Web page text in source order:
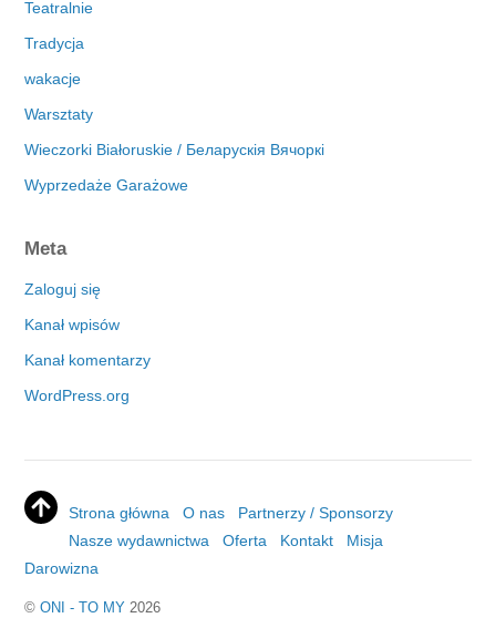
Teatralnie
Tradycja
wakacje
Warsztaty
Wieczorki Białoruskie / Беларускія Вячоркі
Wyprzedaże Garażowe
Meta
Zaloguj się
Kanał wpisów
Kanał komentarzy
WordPress.org
Strona główna O nas
Partnerzy / Sponsorzy
Nasze wydawnictwa
Oferta Kontakt
Misja
Darowizna
©ONI - TO MY 2026